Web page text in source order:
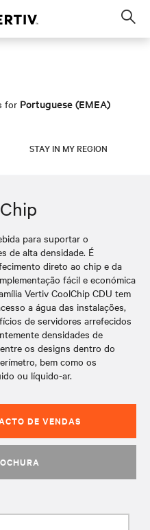
for Portuguese (EMEA)
STAY IN MY REGION
para suportar o
de alta densidade. É
direto ao chip e da
fácil e económica
Vertiv CoolChip CDU tem
a água das instalações,
de servidores arrefecidos
densidades de
os designs dentro do
bem como os
ou líquido-ar.
DE VENDAS